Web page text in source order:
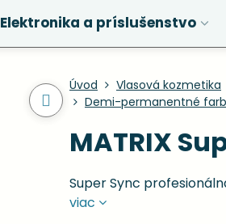
Elektronika a príslušenstvo
Úvod Vlasová kozmetika
Demi-permanentné
MATRIX
Super Sync
viac